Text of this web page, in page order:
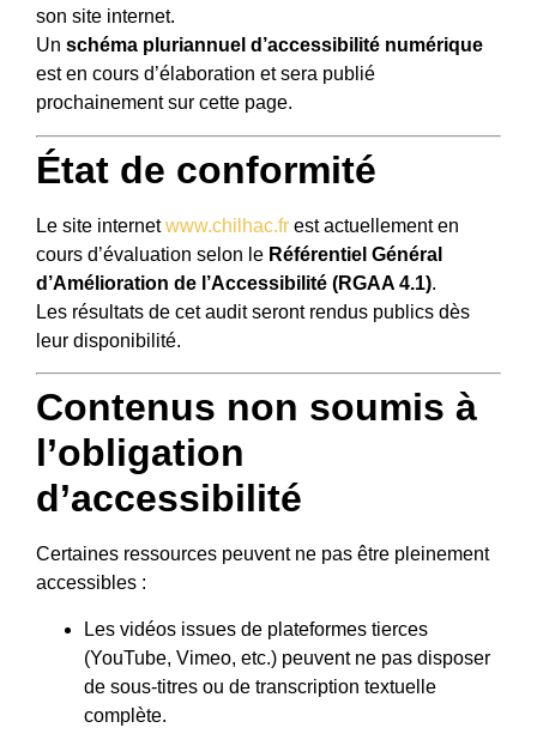
son site internet.
Un schéma pluriannuel d’accessibilité numérique
est en cours d’élaboration et sera publié
prochainement sur cette page.
État de conformité
Le site internetwww.chilhac.fr est actuellement en
cours d’évaluation selon le Référentiel Général
d’Amélioration de l’Accessibilité (RGAA 4.1).
Les résultats de cet audit seront rendus publics dès
leur disponibilité.
Contenus non soumis à
l’obligation
d’accessibilité
Certaines ressources peuvent ne pas être pleinement
accessibles :
Les vidéos issues de plateformes tierces
(YouTube, Vimeo, etc.) peuvent ne pas disposer
de sous-titres ou de transcription textuelle
complète.